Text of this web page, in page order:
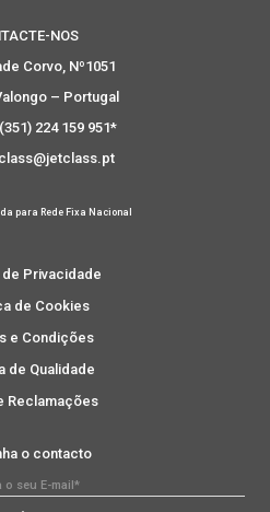
NOS
Corvo, Nº1051
– Portugal
224 159 951*
para Rede Fixa Nacional
Privacidade
de Cookies
e Condições
de Qualidade
Reclamações
o contacto